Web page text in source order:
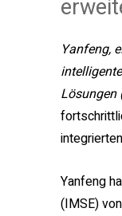
Yanfeng,
Lösungen
Yanfeng
(IMSE)